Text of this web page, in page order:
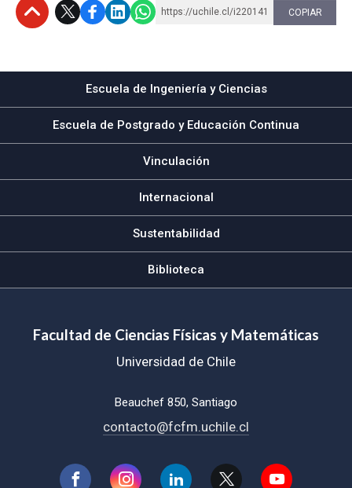
https://uchile.cl/i220141 COPIAR
Escuela de Ingeniería y Ciencias
Escuela de Postgrado y Educación Continua
Vinculación
Internacional
Sustentabilidad
Biblioteca
Facultad de Ciencias Físicas y Matemáticas
Universidad de Chile
Beauchef 850, Santiago
contacto@fcfm.uchile.cl